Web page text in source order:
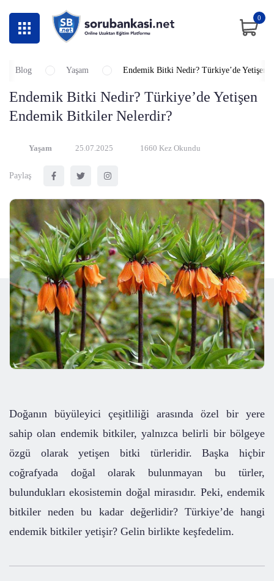
0
Blog Yaşam Endemik Bitki Nedir? Türkiye’de Yetişen
Endemik Bitki Nedir? Türkiye’de Yetişen
Endemik Bitkiler Nelerdir?
Yaşam 25.07.2025 1660 Kez Okundu
Paylaş
Doğanın büyüleyici çeşitliliği arasında özel bir yere
sahip olan endemik bitkiler, yalnızca belirli bir bölgeye
özgü olarak yetişen bitki türleridir. Başka hiçbir
coğrafyada doğal olarak bulunmayan bu türler,
bulundukları ekosistemin doğal mirasıdır. Peki, endemik
bitkiler neden bu kadar değerlidir? Türkiye’de hangi
endemik bitkiler yetişir? Gelin birlikte keşfedelim.